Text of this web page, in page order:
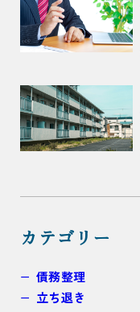
カテゴリー
債務整理
立ち退き